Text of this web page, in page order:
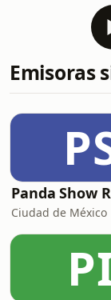
Emisoras
Panda Show
Ciudad de México